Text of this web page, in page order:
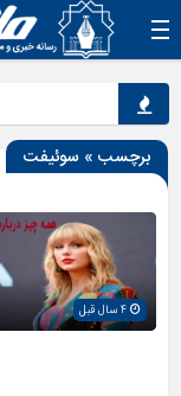
برچسب » سوئیفت